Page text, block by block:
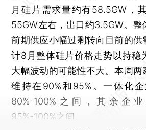
月硅片需求量约有58.5GW，
55GW左右，出口约3.5GW。整
前期供应小幅过剩转向目前的供
计8月整体硅片价格走势以持稳
大幅波动的可能性不大。本周
维持在90%和95%。一体化
80%-100%之间，其余企
95%-100%之间。